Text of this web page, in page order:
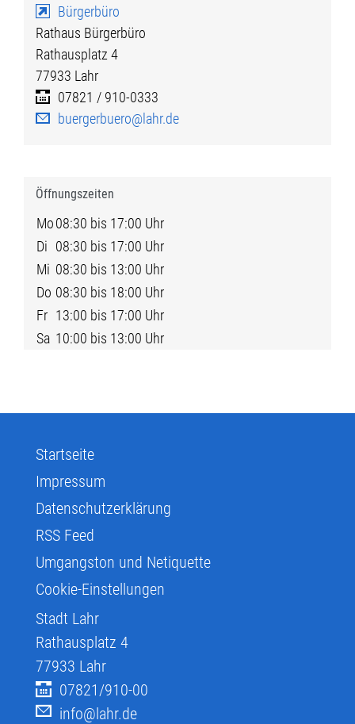
Bürgerbüro
Rathaus Bürgerbüro
Rathausplatz 4
77933 Lahr
07821 / 910-0333
buergerbuero@lahr.de
Öffnungszeiten
Mo08:30 bis 17:00 Uhr
Di 08:30 bis 17:00 Uhr
Mi 08:30 bis 13:00 Uhr
Do 08:30 bis 18:00 Uhr
Fr 13:00 bis 17:00 Uhr
Sa 10:00 bis 13:00 Uhr
Startseite
Impressum
Datenschutzerklärung
RSS Feed
Umgangston und Netiquette
Cookie-Einstellungen
Stadt Lahr
Rathausplatz 4
77933 Lahr
07821/910-00
info@lahr.de